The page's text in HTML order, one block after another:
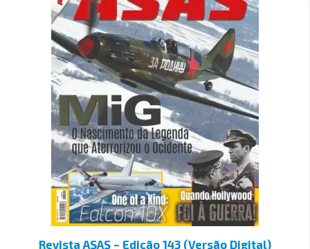
Revista ASAS – Edição 143 (Versão Digital)